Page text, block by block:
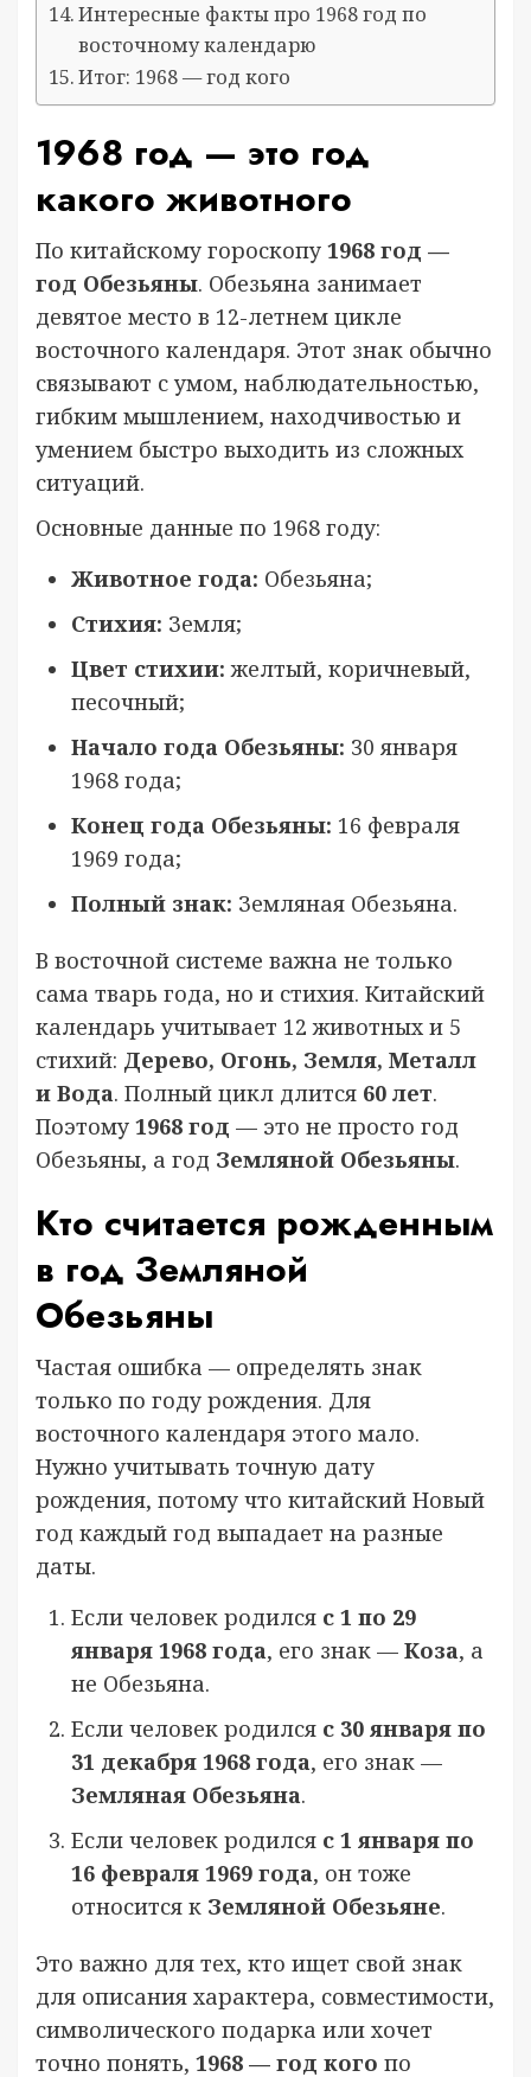
Интересные факты про 1968 год по
восточному календарю
Итог: 1968 — год кого
1968 год — это год
какого животного
По китайскому гороскопу 1968 год —
год Обезьяны. Обезьяна занимает
девятое место в 12-летнем цикле
восточного календаря. Этот знак обычно
связывают с умом, наблюдательностью,
гибким мышлением, находчивостью и
умением быстро выходить из сложных
ситуаций.
Основные данные по 1968 году:
Животное года: Обезьяна;
Стихия: Земля;
Цвет стихии: желтый, коричневый,
песочный;
Начало года Обезьяны: 30 января
1968 года;
Конец года Обезьяны: 16 февраля
1969 года;
Полный знак: Земляная Обезьяна.
В восточной системе важна не только
сама тварь года, но и стихия. Китайский
календарь учитывает 12 животных и 5
стихий: Дерево, Огонь, Земля, Металл
и Вода. Полный цикл длится 60 лет.
Поэтому 1968 год — это не просто год
Обезьяны, а год Земляной Обезьяны.
Кто считается рожденным
в год Земляной
Обезьяны
Частая ошибка — определять знак
только по году рождения. Для
восточного календаря этого мало.
Нужно учитывать точную дату
рождения, потому что китайский Новый
год каждый год выпадает на разные
даты.
Если человек родился с 1 по 29
января 1968 года, его знак — Коза, а
не Обезьяна.
Если человек родился с 30 января по
31 декабря 1968 года, его знак —
Земляная Обезьяна.
Если человек родился с 1 января по
16 февраля 1969 года, он тоже
относится к Земляной Обезьяне.
Это важно для тех, кто ищет свой знак
для описания характера, совместимости,
символического подарка или хочет
точно понять, 1968 — год кого по